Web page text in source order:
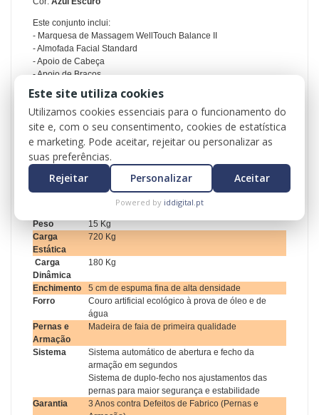
Este conjunto inclui:
- Marquesa de Massagem WellTouch Balance II
- Almofada Facial Standard
- Apoio de Cabeça
- Apoio de Braços
- Painéis de Reiki em ambas as extremidades
- Bolsa de Transporte
Modelo
Largura
76 cm
Comprimento185 cm
Painéis de
Em ambas as extremidades
57 cm – 83 cm
Peso
15 Kg
Carga
Estática
720 Kg
Carga
Dinâmica
180 Kg
Enchimento
5 cm de espuma fina de alta densidade
Forro
Couro artificial ecológico à prova de óleo e de
água
Pernas e
Armação
Madeira de faia de primeira qualidade
Sistema
Sistema automático de abertura e fecho da
armação em segundos
Sistema de duplo-fecho nos ajustamentos das
pernas para maior segurança e estabilidade
Garantia
3 Anos contra Defeitos de Fabrico (Pernas e
Este site utiliza cookies
Utilizamos cookies essenciais para o funcionamento do
site e, com o seu consentimento, cookies de estatística
e marketing. Pode aceitar, rejeitar ou personalizar as
suas preferências.
Rejeitar
Personalizar Aceitar
Powered by iddigital.pt